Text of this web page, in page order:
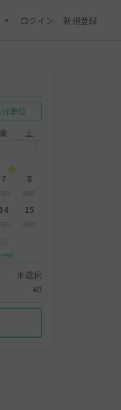
ログイン 新規登録
単位
金
土
7 8
¥500
14 15
¥500
予約
未選択
¥0